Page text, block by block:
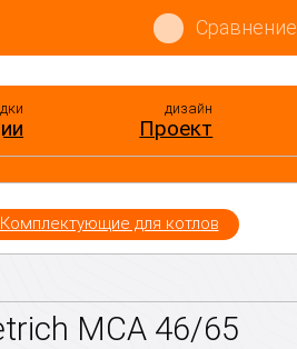
Сравнение
дизайн
Проект
Комплектующие для котлов
МСА 46/65